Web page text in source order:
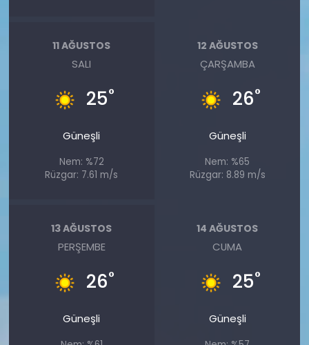
11 AĞUSTOS
SALI
25°
Güneşli
Nem: %72
Rüzgar: 7.61 m/s
12 AĞUSTOS
ÇARŞAMBA
26°
Güneşli
Nem: %65
Rüzgar: 8.89 m/s
13 AĞUSTOS
PERŞEMBE
26°
Güneşli
14 AĞUSTOS
CUMA
25°
Güneşli